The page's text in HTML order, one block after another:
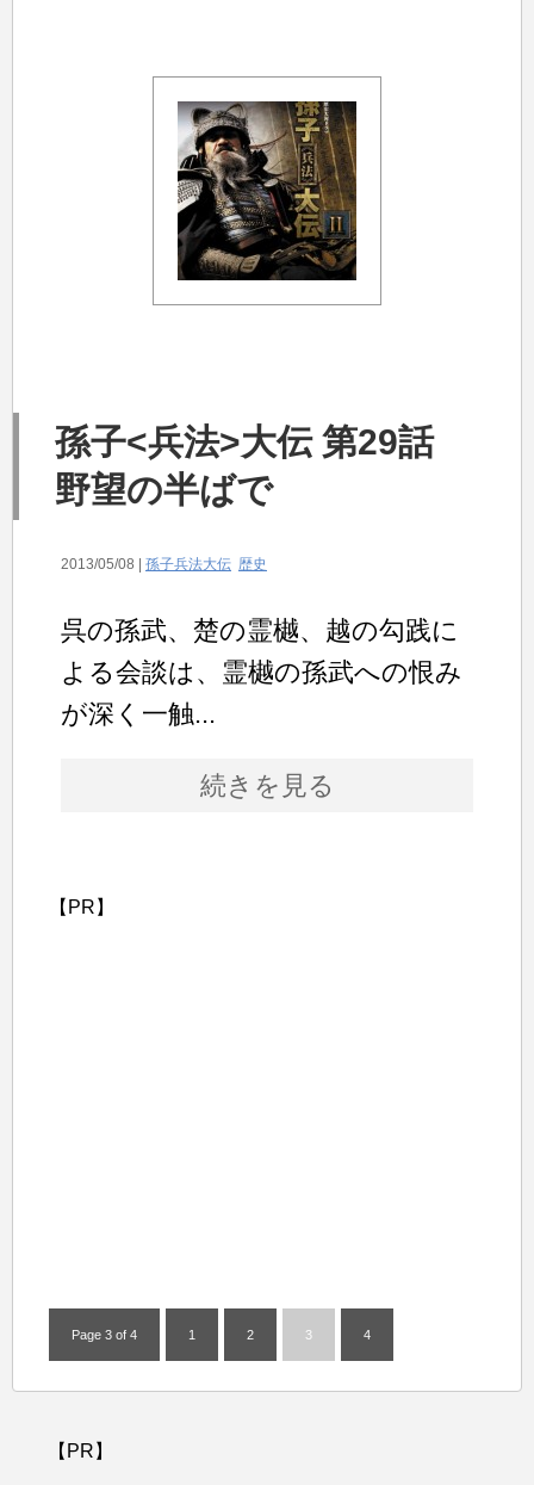
孫子<兵法>大伝 第29話
野望の半ばで
2013/05/08 | 孫子兵法大伝 歴史
呉の孫武、楚の霊樾、越の勾践に
よる会談は、霊樾の孫武への恨み
が深く一触...
続きを見る
【PR】
Page 3 of 4 1 2 3 4
【PR】